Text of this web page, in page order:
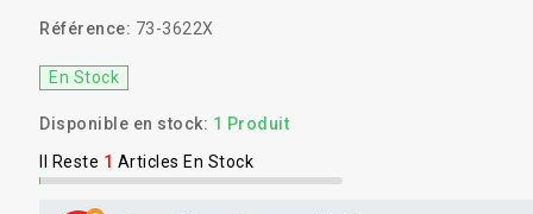
Référence: 73-3622X
En Stock
Disponible en stock: 1 Produit
Il Reste 1 Articles En Stock